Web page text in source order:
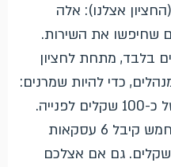
של 8 שקלים (החציון אצלנו): אלה
שחיפשו את השירות.
המרה של 8 אחוזים בלבד, מתחת לחציון
מנהלים, כדי להיות שמרנים:
כ-30 פניות בחודש, בעלות של כ-100 שקלים לפנייה.
עסק שסוגר פנייה אחת מכל חמש קיבל 6 עסקאות
חדשות מהשקעה של 3,000 שקלים. גם אם אצלכם